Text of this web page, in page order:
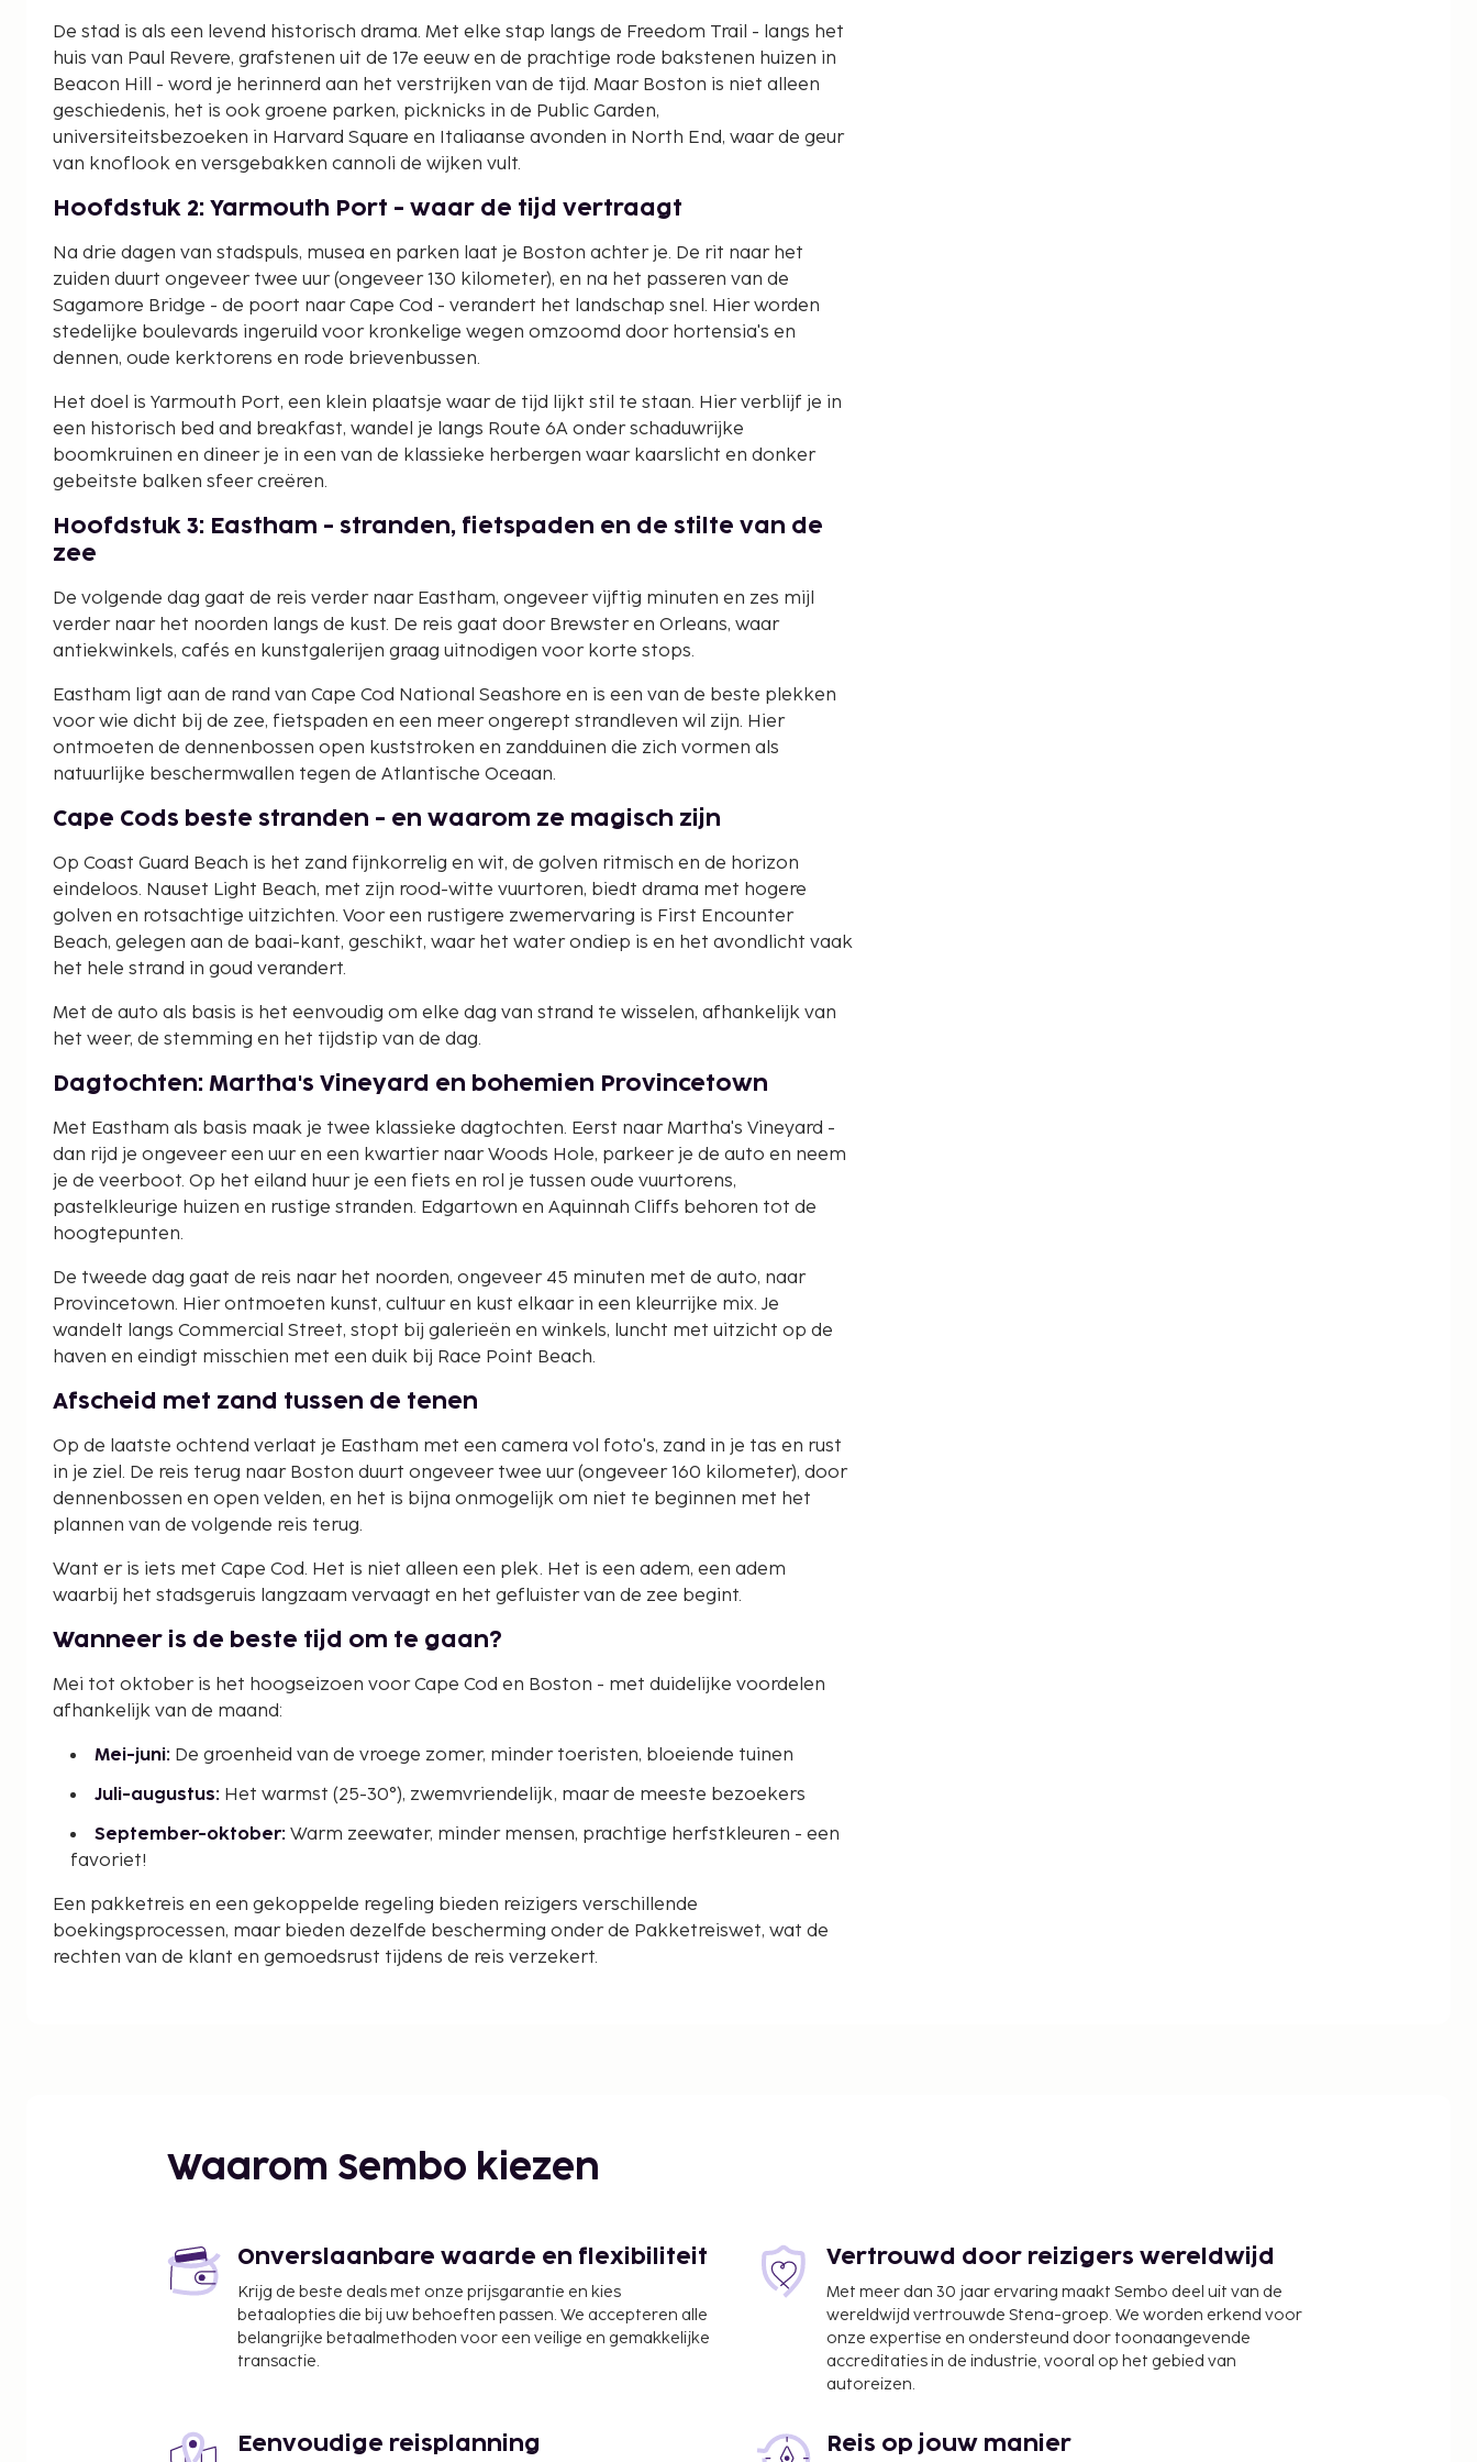
De stad is als een levend historisch drama. Met elke stap langs de Freedom Trail - langs het
huis van Paul Revere, grafstenen uit de 17e eeuw en de prachtige rode bakstenen huizen in
Beacon Hill - word je herinnerd aan het verstrijken van de tijd. Maar Boston is niet alleen
geschiedenis, het is ook groene parken, picknicks in de Public Garden,
universiteitsbezoeken in Harvard Square en Italiaanse avonden in North End, waar de geur
van knoflook en versgebakken cannoli de wijken vult.
Hoofdstuk 2: Yarmouth Port - waar de tijd vertraagt
Na drie dagen van stadspuls, musea en parken laat je Boston achter je. De rit naar het
zuiden duurt ongeveer twee uur (ongeveer 130 kilometer), en na het passeren van de
Sagamore Bridge - de poort naar Cape Cod - verandert het landschap snel. Hier worden
stedelijke boulevards ingeruild voor kronkelige wegen omzoomd door hortensia's en
dennen, oude kerktorens en rode brievenbussen.
Het doel is Yarmouth Port, een klein plaatsje waar de tijd lijkt stil te staan. Hier verblijf je in
een historisch bed and breakfast, wandel je langs Route 6A onder schaduwrijke
boomkruinen en dineer je in een van de klassieke herbergen waar kaarslicht en donker
gebeitste balken sfeer creëren.
Hoofdstuk 3: Eastham - stranden, fietspaden en de stilte van de
zee
De volgende dag gaat de reis verder naar Eastham, ongeveer vijftig minuten en zes mijl
verder naar het noorden langs de kust. De reis gaat door Brewster en Orleans, waar
antiekwinkels, cafés en kunstgalerijen graag uitnodigen voor korte stops.
Eastham ligt aan de rand van Cape Cod National Seashore en is een van de beste plekken
voor wie dicht bij de zee, fietspaden en een meer ongerept strandleven wil zijn. Hier
ontmoeten de dennenbossen open kuststroken en zandduinen die zich vormen als
natuurlijke beschermwallen tegen de Atlantische Oceaan.
Cape Cods beste stranden - en waarom ze magisch zijn
Op Coast Guard Beach is het zand fijnkorrelig en wit, de golven ritmisch en de horizon
eindeloos. Nauset Light Beach, met zijn rood-witte vuurtoren, biedt drama met hogere
golven en rotsachtige uitzichten. Voor een rustigere zwemervaring is First Encounter
Beach, gelegen aan de baai-kant, geschikt, waar het water ondiep is en het avondlicht vaak
het hele strand in goud verandert.
Met de auto als basis is het eenvoudig om elke dag van strand te wisselen, afhankelijk van
het weer, de stemming en het tijdstip van de dag.
Dagtochten: Martha's Vineyard en bohemien Provincetown
Met Eastham als basis maak je twee klassieke dagtochten. Eerst naar Martha's Vineyard -
dan rijd je ongeveer een uur en een kwartier naar Woods Hole, parkeer je de auto en neem
je de veerboot. Op het eiland huur je een fiets en rol je tussen oude vuurtorens,
pastelkleurige huizen en rustige stranden. Edgartown en Aquinnah Cliffs behoren tot de
hoogtepunten.
De tweede dag gaat de reis naar het noorden, ongeveer 45 minuten met de auto, naar
Provincetown. Hier ontmoeten kunst, cultuur en kust elkaar in een kleurrijke mix. Je
wandelt langs Commercial Street, stopt bij galerieën en winkels, luncht met uitzicht op de
haven en eindigt misschien met een duik bij Race Point Beach.
Afscheid met zand tussen de tenen
Op de laatste ochtend verlaat je Eastham met een camera vol foto's, zand in je tas en rust
in je ziel. De reis terug naar Boston duurt ongeveer twee uur (ongeveer 160 kilometer), door
dennenbossen en open velden, en het is bijna onmogelijk om niet te beginnen met het
plannen van de volgende reis terug.
Want er is iets met Cape Cod. Het is niet alleen een plek. Het is een adem, een adem
waarbij het stadsgeruis langzaam vervaagt en het gefluister van de zee begint.
Wanneer is de beste tijd om te gaan?
Mei tot oktober is het hoogseizoen voor Cape Cod en Boston - met duidelijke voordelen
afhankelijk van de maand:
Mei-juni: De groenheid van de vroege zomer, minder toeristen, bloeiende tuinen
Juli-augustus: Het warmst (25-30°), zwemvriendelijk, maar de meeste bezoekers
September-oktober: Warm zeewater, minder mensen, prachtige herfstkleuren - een
favoriet!
Een pakketreis en een gekoppelde regeling bieden reizigers verschillende
boekingsprocessen, maar bieden dezelfde bescherming onder de Pakketreiswet, wat de
rechten van de klant en gemoedsrust tijdens de reis verzekert.
Waarom Sembo kiezen
Onverslaanbare waarde en flexibiliteit
Krijg de beste deals met onze prijsgarantie en kies
betaalopties die bij uw behoeften passen. We accepteren alle
belangrijke betaalmethoden voor een veilige en gemakkelijke
transactie.
Vertrouwd door reizigers wereldwijd
Met meer dan 30 jaar ervaring maakt Sembo deel uit van de
wereldwijd vertrouwde Stena-groep. We worden erkend voor
onze expertise en ondersteund door toonaangevende
accreditaties in de industrie, vooral op het gebied van
autoreizen.
Eenvoudige reisplanning Reis op jouw manier